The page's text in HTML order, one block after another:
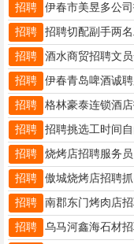
招聘
招聘
招聘
招聘
招聘
招聘
招聘
招聘
招聘
招聘